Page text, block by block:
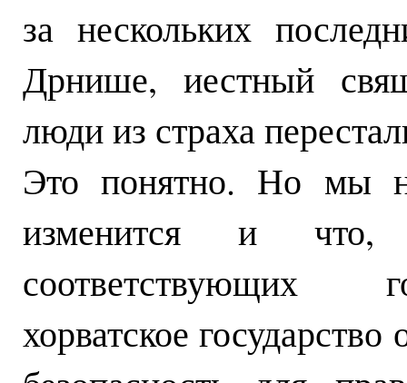
за нескольких
Дрнише, иестный
люди из страха
Это понятно. Но мы
изменится и что,
соответствующих
хорватское